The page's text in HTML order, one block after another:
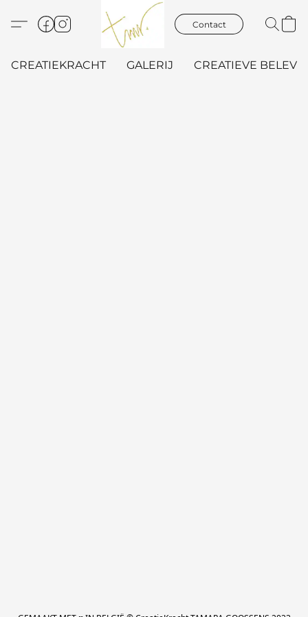
Contact
CREATIEKRACHT GALERIJ CREATIEVE